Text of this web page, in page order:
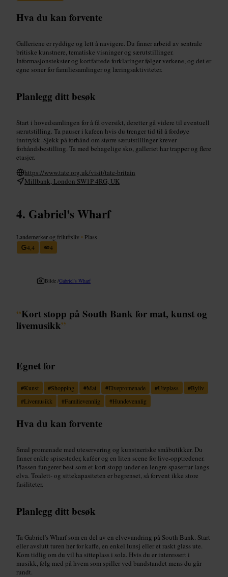
Hva du kan forvente
Galleriene er ryddige og lett å navigere. Du finner arbeid av sentrale
britiske kunstnere, tematiske visninger og særutstillinger.
Informasjonstekster og kortfattede forklaringer følger verkene, og det er
egne soner for familiesamlinger og læringsaktiviteter.
Planlegg ditt besøk
Start i hovedsamlingen for å få oversikt, deretter gå videre til eventuell
særutstilling. Ta pauser i kafeen hvis du trenger tid til å fordøye
inntrykk. Sjekk på forhånd om større særutstillinger krever
forhåndsbestilling. Ta med behagelige sko, galleriet har trapper og flere
etasjer.
https://www.tate.org.uk/visit/tate-britain
Millbank, London SW1P 4RG, UK
Gabriel's Wharf
Landemerker og friluftsliv • Plass
4,4
4
Bilde /Gabriel's Wharf
“Kort stopp på South Bank for mat, kunst og
livemusikk”
Egnet for
#Kunst #Shopping #Mat #Elvepromenade #Uteplass #Byliv
#Livemusikk #Familievennlig #Hundevennlig
Hva du kan forvente
Smal promenade med uteservering og kunstneriske småbutikker. Du
finner enkle spisesteder, kaféer og en liten scene for live-opptredener.
Plassen fungerer best som et kort stopp under en lengre spasertur langs
elva. Toalett- og sittekapasiteten er begrenset, så forvent ikke store
fasiliteter.
Planlegg ditt besøk
Ta Gabriel's Wharf som en del av en elvevandring på South Bank. Start
eller avslutt turen her for kaffe, en enkel lunsj eller et raskt glass ute.
Kom tidlig om du vil ha sitteplass i sola. Hvis du er interessert i
musikk, følg med på hvem som spiller ved bandstandet mens du går
rundt.